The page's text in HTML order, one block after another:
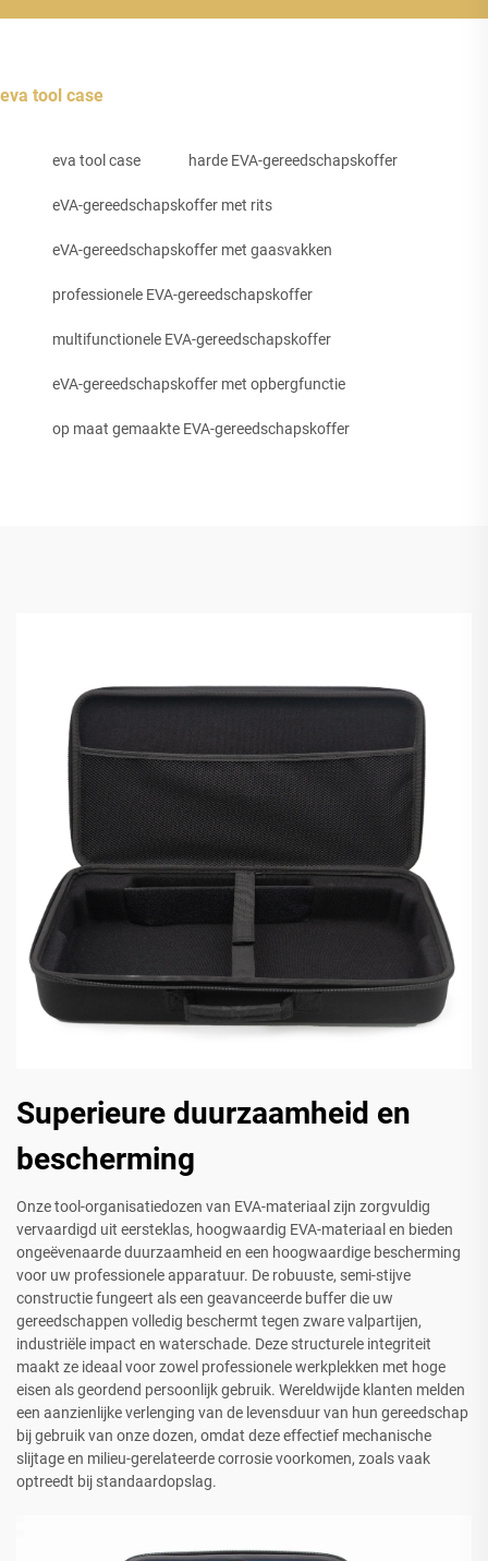
eva tool case
eva tool case harde EVA-gereedschapskoffer
eVA-gereedschapskoffer met rits
eVA-gereedschapskoffer met gaasvakken
professionele EVA-gereedschapskoffer
multifunctionele EVA-gereedschapskoffer
eVA-gereedschapskoffer met opbergfunctie
op maat gemaakte EVA-gereedschapskoffer
Superieure duurzaamheid en
bescherming
Onze tool-organisatiedozen van EVA-materiaal zijn zorgvuldig
vervaardigd uit eersteklas, hoogwaardig EVA-materiaal en bieden
ongeëvenaarde duurzaamheid en een hoogwaardige bescherming
voor uw professionele apparatuur. De robuuste, semi-stijve
constructie fungeert als een geavanceerde buffer die uw
gereedschappen volledig beschermt tegen zware valpartijen,
industriële impact en waterschade. Deze structurele integriteit
maakt ze ideaal voor zowel professionele werkplekken met hoge
eisen als geordend persoonlijk gebruik. Wereldwijde klanten melden
een aanzienlijke verlenging van de levensduur van hun gereedschap
bij gebruik van onze dozen, omdat deze effectief mechanische
slijtage en milieu-gerelateerde corrosie voorkomen, zoals vaak
optreedt bij standaardopslag.